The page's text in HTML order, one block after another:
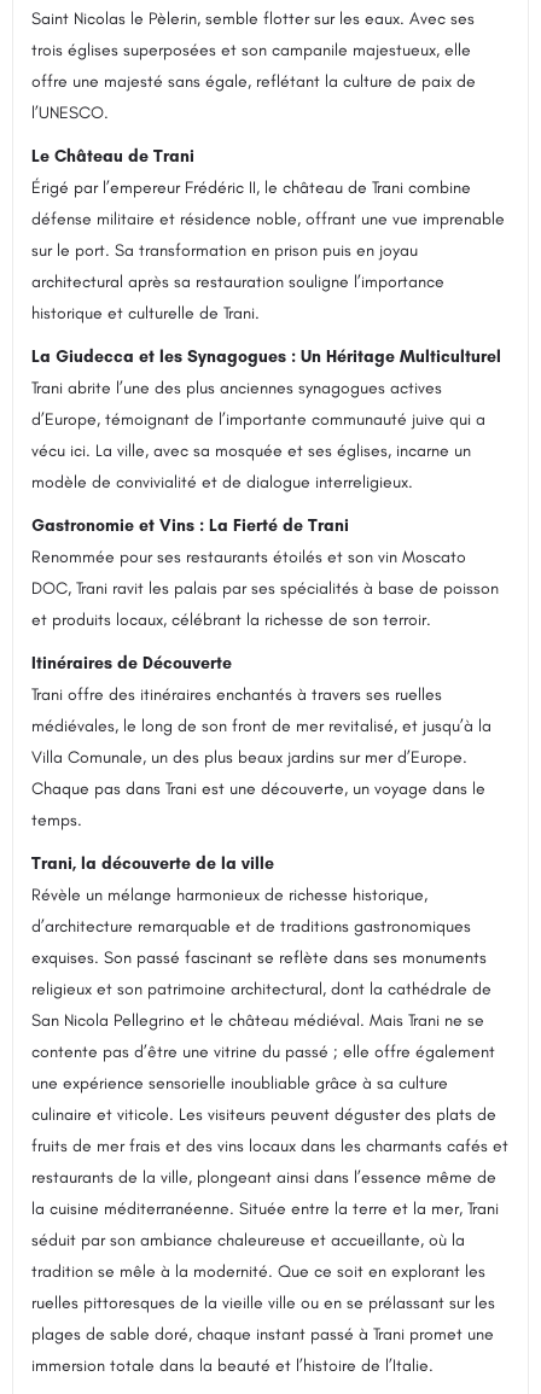
Saint Nicolas le Pèlerin, semble flotter sur les eaux. Avec ses
trois églises superposées et son campanile majestueux, elle
offre une majesté sans égale, reflétant la culture de paix de
l’UNESCO.
Le Château de Trani
Érigé par l’empereur Frédéric II, le château de Trani combine
défense militaire et résidence noble, offrant une vue imprenable
sur le port. Sa transformation en prison puis en joyau
architectural après sa restauration souligne l’importance
historique et culturelle de Trani.
La Giudecca et les Synagogues : Un Héritage Multiculturel
Trani abrite l’une des plus anciennes synagogues actives
d’Europe, témoignant de l’importante communauté juive qui a
vécu ici. La ville, avec sa mosquée et ses églises, incarne un
modèle de convivialité et de dialogue interreligieux.
Gastronomie et Vins : La Fierté de Trani
Renommée pour ses restaurants étoilés et son vin Moscato
DOC, Trani ravit les palais par ses spécialités à base de poisson
et produits locaux, célébrant la richesse de son terroir.
Itinéraires de Découverte
Trani offre des itinéraires enchantés à travers ses ruelles
médiévales, le long de son front de mer revitalisé, et jusqu’à la
Villa Comunale, un des plus beaux jardins sur mer d’Europe.
Chaque pas dans Trani est une découverte, un voyage dans le
temps.
Trani, la découverte de la ville
Révèle un mélange harmonieux de richesse historique,
d’architecture remarquable et de traditions gastronomiques
exquises. Son passé fascinant se reflète dans ses monuments
religieux et son patrimoine architectural, dont la cathédrale de
San Nicola Pellegrino et le château médiéval. Mais Trani ne se
contente pas d’être une vitrine du passé ; elle offre également
une expérience sensorielle inoubliable grâce à sa culture
culinaire et viticole. Les visiteurs peuvent déguster des plats de
fruits de mer frais et des vins locaux dans les charmants cafés et
restaurants de la ville, plongeant ainsi dans l’essence même de
la cuisine méditerranéenne. Située entre la terre et la mer, Trani
séduit par son ambiance chaleureuse et accueillante, où la
tradition se mêle à la modernité. Que ce soit en explorant les
ruelles pittoresques de la vieille ville ou en se prélassant sur les
plages de sable doré, chaque instant passé à Trani promet une
immersion totale dans la beauté et l’histoire de l’Italie.